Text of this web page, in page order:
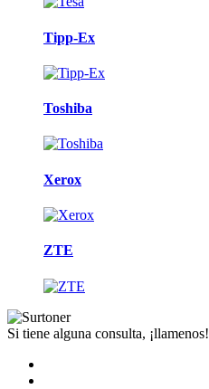
Tipp-Ex
Toshiba
Xerox
ZTE
Si tiene alguna consulta, ¡llamenos!